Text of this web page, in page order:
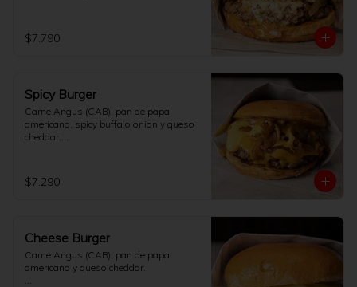
$7.790
Spicy Burger
Carne Angus (CAB), pan de papa
americano, spicy buffalo onion y queso
cheddar.
$7.290
Cheese Burger
Carne Angus (CAB), pan de papa
americano y queso cheddar.